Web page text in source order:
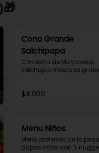
Cono Grande
Salchipapa
Con extra de Mayonesa,
ketchup o mostaza gratis
$4.990
Menu Niños
Menú preferido de lo
papas fritas con 5